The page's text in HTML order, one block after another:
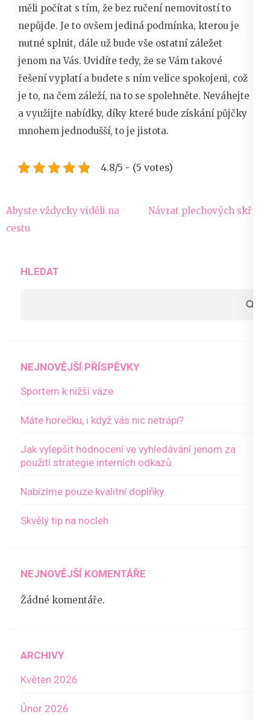
měli počítat s tím, že bez ručení nemovitostí to
nepůjde. Je to ovšem jediná podmínka, kterou je
nutné splnit, dále už bude vše ostatní záležet
jenom na Vás. Uvidíte tedy, že se Vám takové
řešení vyplatí a budete s ním velice spokojeni, což
je to, na čem záleží, na to se spolehněte. Neváhejte
a využijte nabídky, díky které bude získání půjčky
mnohem jednodušší, to je jistota.
4.8/5 - (5 votes)
Navigace
pro
Abyste vždycky viděli na
cestu
Návrat plechových skříní
HLEDAT
NEJNOVĚJŠÍ PŘÍSPĚVKY
Sportem k nižší váze
Máte horečku, i když vás nic netrápí?
Jak vylepšit hodnocení ve vyhledávání jenom za
použití strategie interních odkazů
Nabízíme pouze kvalitní doplňky
Skvělý tip na nocleh
NEJNOVĚJŠÍ KOMENTÁŘE
Žádné komentáře.
ARCHIVY
Květen 2026
Únor 2026